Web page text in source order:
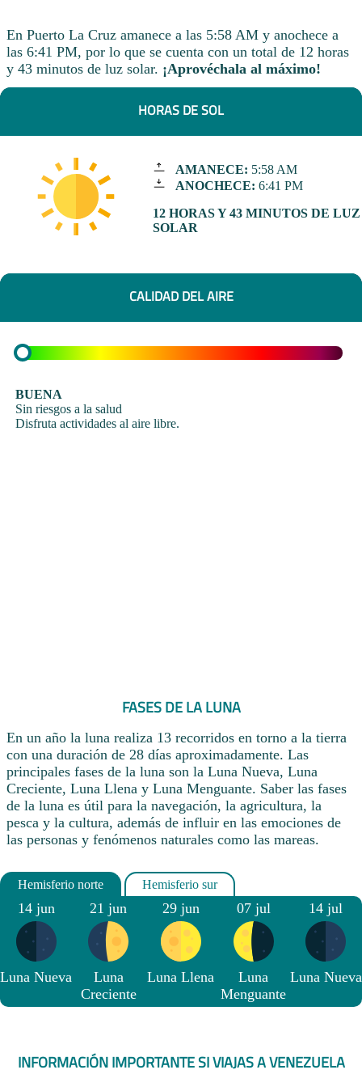
En Puerto La Cruz amanece a las 5:58 AM y anochece a
las 6:41 PM, por lo que se cuenta con un total de 12 horas
y 43 minutos de luz solar. ¡Aprovéchala al máximo!
HORAS DE SOL
AMANECE: 5:58 AM
ANOCHECE: 6:41 PM
12 HORAS Y 43 MINUTOS DE LUZ
SOLAR
CALIDAD DEL AIRE
BUENA
Sin riesgos a la salud
Disfruta actividades al aire libre.
FASES DE LA LUNA
En un año la luna realiza 13 recorridos en torno a la tierra
con una duración de 28 días aproximadamente. Las
principales fases de la luna son la Luna Nueva, Luna
Creciente, Luna Llena y Luna Menguante. Saber las fases
de la luna es útil para la navegación, la agricultura, la
pesca y la cultura, además de influir en las emociones de
las personas y fenómenos naturales como las mareas.
14 jun
Luna Nueva
21 jun
Luna
Creciente
29 jun
Luna Llena
07 jul
Luna
Menguante
14 jul
Luna Nueva
INFORMACIÓN IMPORTANTE SI VIAJAS A VENEZUELA